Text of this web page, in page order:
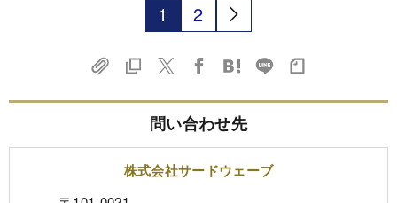
1 2
問い合わせ先
株式会社サードウェーブ